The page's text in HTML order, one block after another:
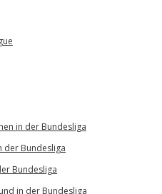
in der Bundesliga
der Bundesliga
Bundesliga
in der Bundesliga